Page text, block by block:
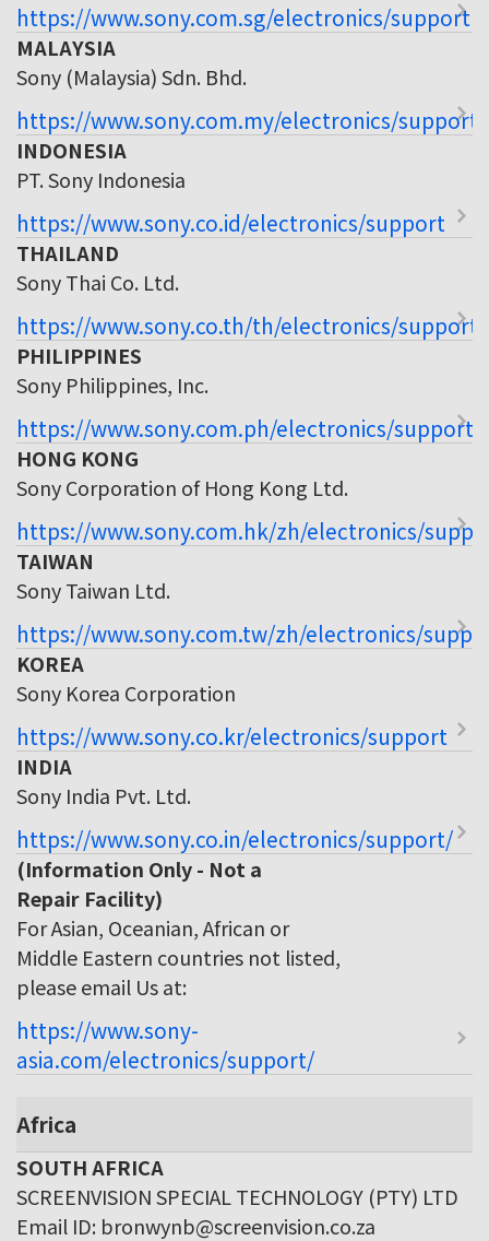
https://www.sony.com.sg/electronics/support
MALAYSIA
Sony (Malaysia) Sdn. Bhd.
https://www.sony.com.my/electronics/support
INDONESIA
PT. Sony Indonesia
https://www.sony.co.id/electronics/support
THAILAND
Sony Thai Co. Ltd.
https://www.sony.co.th/th/electronics/support
PHILIPPINES
Sony Philippines, Inc.
https://www.sony.com.ph/electronics/support
HONG KONG
Sony Corporation of Hong Kong Ltd.
https://www.sony.com.hk/zh/electronics/
TAIWAN
Sony Taiwan Ltd.
https://www.sony.com.tw/zh/electronics/
KOREA
Sony Korea Corporation
https://www.sony.co.kr/electronics/support
INDIA
Sony India Pvt. Ltd.
https://www.sony.co.in/electronics/support/
(Information Only - Not a
Repair Facility)
For Asian, Oceanian, African or
Middle Eastern countries not listed,
please email Us at:
https://www.sony-
asia.com/electronics/support/
Africa
SOUTH AFRICA
SCREENVISION SPECIAL TECHNOLOGY (PTY) LTD
Email ID: bronwynb@screenvision.co.za